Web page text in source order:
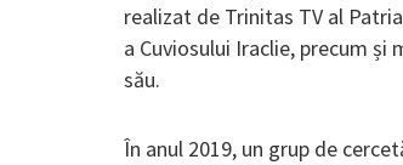
realizat de Trinitas TV al
a Cuviosului Iraclie, precum
său.
În anul 2019, un grup de